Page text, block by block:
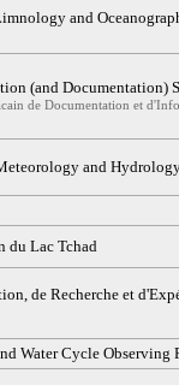
and
(and Documentation)
de Documentation et
and
du Lac Tchad
de Recherche et
Water Cycle Observing